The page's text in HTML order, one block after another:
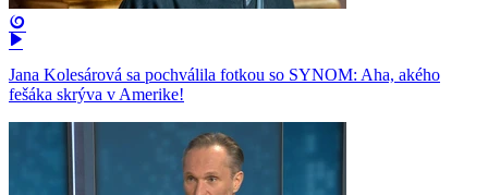
Jana Kolesárová sa pochválila fotkou so SYNOM: Aha, akého
fešáka skrýva v Amerike!